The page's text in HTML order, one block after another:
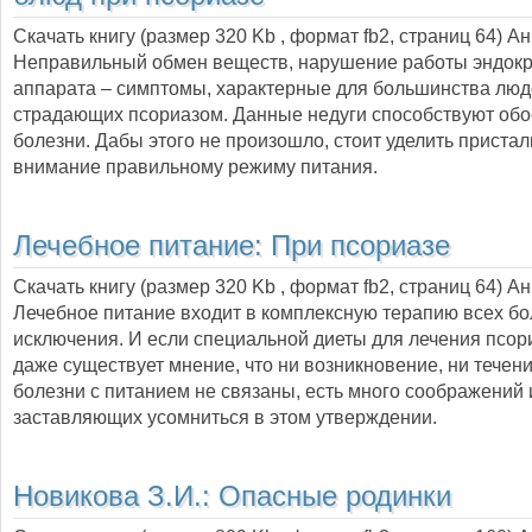
Скачать книгу (размер 320 Kb , формат fb2, страниц 64)
Неправильный обмен веществ, нарушение работы
аппарата – симптомы, характерные для большинства
страдающих псориазом. Данные недуги способствуют
болезни. Дабы этого не произошло, стоит уделить
внимание правильному режиму питания.
Лечебное питание: При псориазе
Скачать книгу (размер 320 Kb , формат fb2, страниц 64)
Лечебное питание входит в комплексную терапию всех
исключения. И если специальной диеты для лечения
даже существует мнение, что ни возникновение, ни
болезни с питанием не связаны, есть много соображений
заставляющих усомниться в этом утверждении.
Новикова З.И.: Опасные родинки